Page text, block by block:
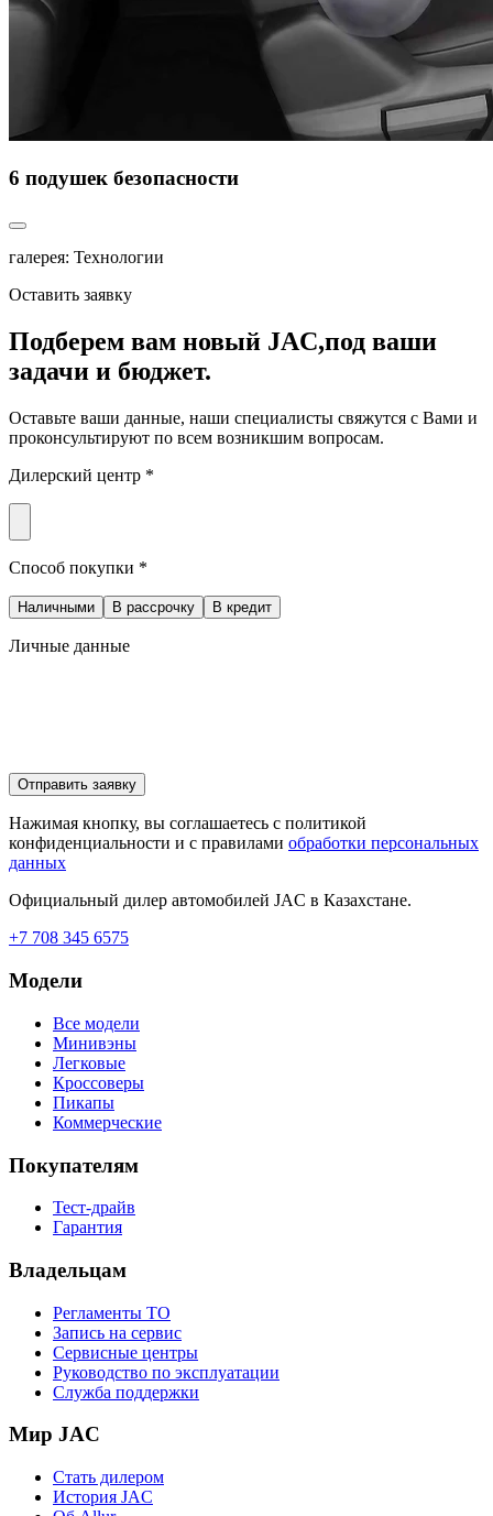
6 подушек безопасности
галерея: Технологии
Оставить заявку
Подберем вам новый JAC,под ваши
задачи и бюджет.
Оставьте ваши данные, наши специалисты свяжутся с Вами и
проконсультируют по всем возникшим вопросам.
Дилерский центр *
Способ покупки *
Наличными В рассрочку В кредит
Личные данные
Отправить заявку
Нажимая кнопку, вы соглашаетесь с политикой
конфиденциальности и с правилами обработки персональных
данных
Официальный дилер автомобилей JAC в Казахстане.
+7 708 345 6575
Модели
Все модели
Минивэны
Легковые
Кроссоверы
Пикапы
Коммерческие
Покупателям
Тест-драйв
Гарантия
Владельцам
Регламенты ТО
Запись на сервис
Сервисные центры
Руководство по эксплуатации
Служба поддержки
Мир JAC
Стать дилером
История JAC